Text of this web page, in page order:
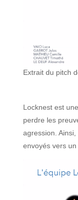
Extrait du pitch
Locknest est
perdre les
agression.
envoyés vers